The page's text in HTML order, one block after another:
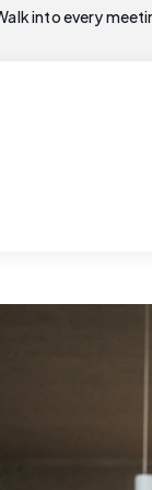
into every